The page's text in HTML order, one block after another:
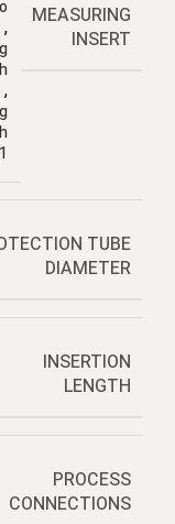
MEASURING
INSERT
,
,
TUBE
DIAMETER
INSERTION
LENGTH
PROCESS
CONNECTIONS